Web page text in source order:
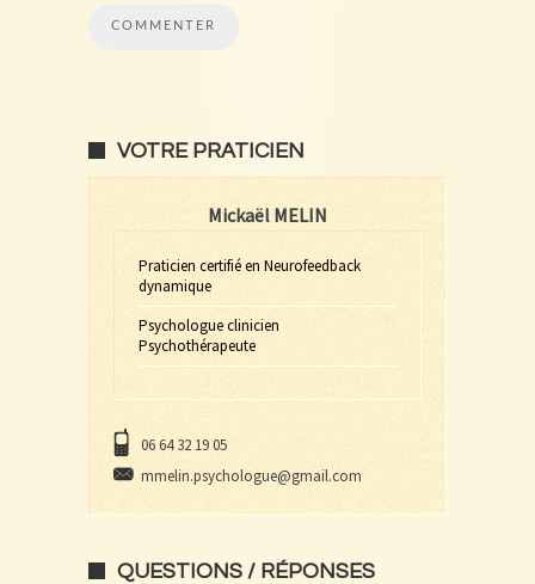
VOTRE PRATICIEN
Mickaël MELIN
Praticien certifié en Neurofeedback
dynamique
Psychologue clinicien
Psychothérapeute
06 64 32 19 05
mmelin.psychologue@gmail.com
QUESTIONS / RÉPONSES